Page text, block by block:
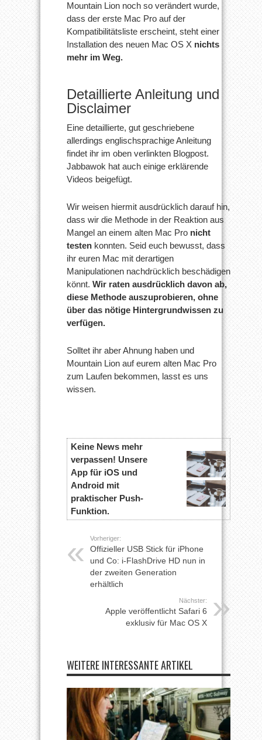
Mountain Lion noch so verändert wurde,
dass der erste Mac Pro auf der
Kompatibilitätsliste erscheint, steht einer
Installation des neuen Mac OS X nichts
mehr im Weg.
Detaillierte Anleitung und
Disclaimer
Eine detaillierte, gut geschriebene
allerdings englischsprachige Anleitung
findet ihr im oben verlinkten Blogpost.
Jabbawok hat auch einige erklärende
Videos beigefügt.
Wir weisen hiermit ausdrücklich darauf hin,
dass wir die Methode in der Reaktion aus
Mangel an einem alten Mac Pro nicht
testen konnten. Seid euch bewusst, dass
ihr euren Mac mit derartigen
Manipulationen nachdrücklich beschädigen
könnt. Wir raten ausdrücklich davon ab,
diese Methode auszuprobieren, ohne
über das nötige Hintergrundwissen zu
verfügen.
Solltet ihr aber Ahnung haben und
Mountain Lion auf eurem alten Mac Pro
zum Laufen bekommen, lasst es uns
wissen.
Keine News mehr
verpassen! Unsere
App für iOS und
Android mit
praktischer Push-
Funktion.
Vorheriger:
Offizieller USB Stick für iPhone
und Co: i-FlashDrive HD nun in
der zweiten Generation
erhältlich
Nächster:
Apple veröffentlicht Safari 6
exklusiv für Mac OS X
WEITERE INTERESSANTE ARTIKEL